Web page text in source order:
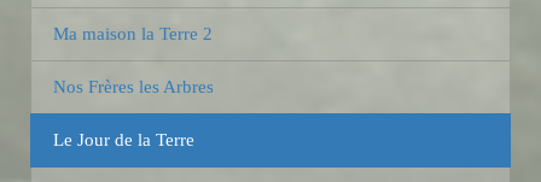
Ma maison la Terre 2
Nos Frères les Arbres
Le Jour de la Terre